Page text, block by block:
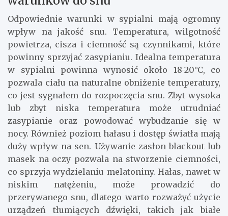
Odpowiednie warunki w sypialni mają ogromny
wpływ na jakość snu. Temperatura, wilgotność
powietrza, cisza i ciemność są czynnikami, które
powinny sprzyjać zasypianiu. Idealna temperatura
w sypialni powinna wynosić około 18-20°C, co
pozwala ciału na naturalne obniżenie temperatury,
co jest sygnałem do rozpoczęcia snu. Zbyt wysoka
lub zbyt niska temperatura może utrudniać
zasypianie oraz powodować wybudzanie się w
nocy. Również poziom hałasu i dostęp światła mają
duży wpływ na sen. Używanie zasłon blackout lub
masek na oczy pozwala na stworzenie ciemności,
co sprzyja wydzielaniu melatoniny. Hałas, nawet w
niskim natężeniu, może prowadzić do
przerywanego snu, dlatego warto rozważyć użycie
urządzeń tłumiących dźwięki, takich jak białe